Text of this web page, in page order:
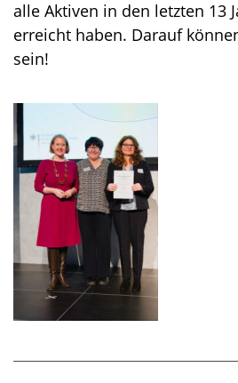
alle Aktiven in den letzten 13
erreicht haben. Darauf
sein!